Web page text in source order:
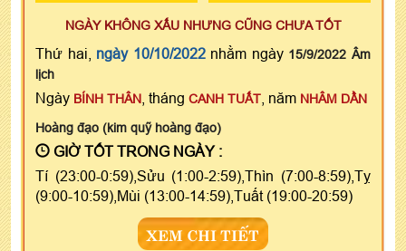
NGÀY KHÔNG XẤU NHƯNG CŨNG CHƯA TỐT
Thứ hai, ngày 10/10/2022nhằm ngày 15/9/2022 Âm
lịch
Ngày BÍNH THÂN , tháng CANH TUẤT , năm NHÂM DẦN
Hoàng đạo (kim quỹ hoàng đạo)
GIỜ TỐT TRONG NGÀY :
Tí (23:00-0:59),Sửu (1:00-2:59),Thìn (7:00-8:59),Tỵ
(9:00-10:59),Mùi (13:00-14:59),Tuất (19:00-20:59)
XEM CHI TIẾT